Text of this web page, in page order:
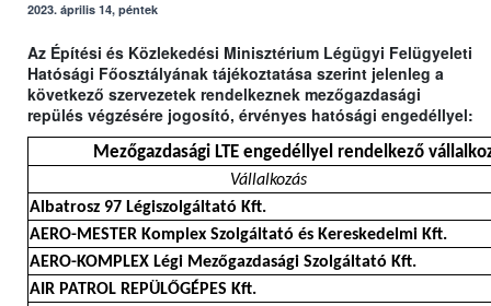
2023. április 14, péntek
Az Építési és Közlekedési Minisztérium Légügyi Felügyeleti
Hatósági Főosztályának tájékoztatása szerint jelenleg a
következő szervezetek rendelkeznek mezőgazdasági
repülés végzésére jogosító, érvényes hatósági engedéllyel:
Mezőgazdasági LTE engedéllyel rendelkező
Vállalkozás
Albatrosz 97 Légiszolgáltató Kft.
AERO-MESTER Komplex Szolgáltató és Kereskedelmi Kft.
AERO-KOMPLEX Légi Mezőgazdasági Szolgáltató Kft.
AIR PATROL REPÜLŐGÉPES Kft.